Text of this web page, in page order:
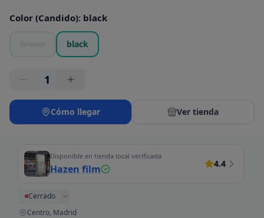
Color (Candido): black
black
1
Cómo llegar Ver tienda
Disponible en tienda local verificada
Hazen film 4.4
Cerrado
Centro, Madrid